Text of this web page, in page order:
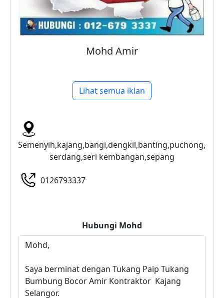
Mohd Amir
Lihat semua iklan
Semenyih,kajang,bangi,dengkil,banting,puchong,
serdang,seri kembangan,sepang
0126793337
Hubungi Mohd